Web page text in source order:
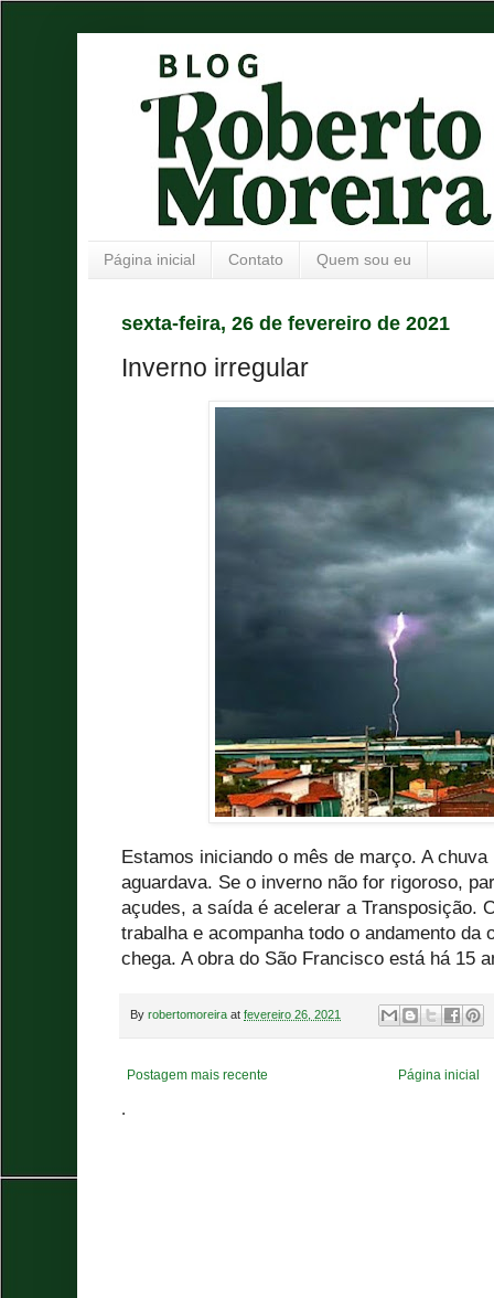
Página inicial Contato Quem sou eu
sexta-feira, 26 de fevereiro de 2021
Inverno irregular
Estamos iniciando o mês de março. A
aguardava. Se o inverno não for rigoroso,
açudes, a saída é acelerar a Transposição.
trabalha e acompanha todo o andamento da
chega. A obra do São Francisco está há 15
By robertomoreira at fevereiro 26, 2021
Postagem mais recente Página inicial
.